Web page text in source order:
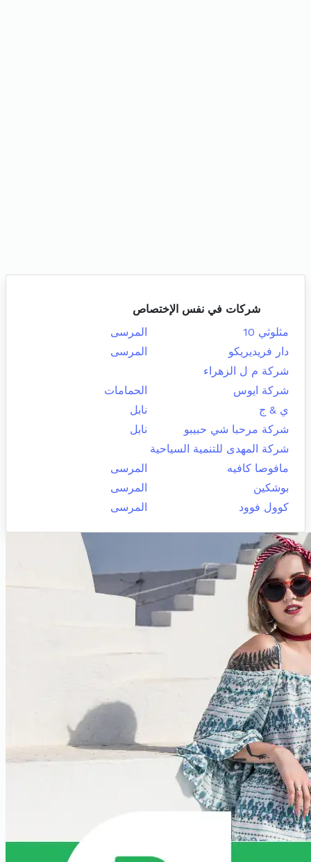
شركات في نفس الإختصاص
مثلوثي 10
المرسى
دار فريديريكو
المرسى
شركة م ل الزهراء
شركة ايوس
الحمامات
ي & ج
نابل
شركة مرحبا شي حبيبو
نابل
شركة المهدى للتنمية السياحية
مافوصا كافيه
المرسى
بوشكين
المرسى
كوول فوود
المرسى